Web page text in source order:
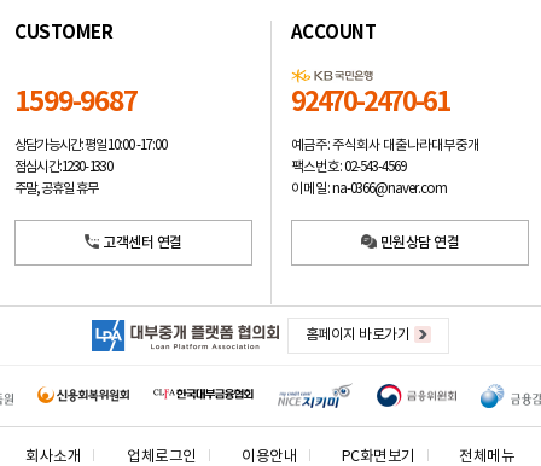
CUSTOMER
1599-9687
상담가능시간: 평일10:00 -17:00
점심시간: 12:30 - 13:30
주말, 공휴일 휴무
고객센터 연결
ACCOUNT
92470-2470-61
예금주: 주식회사 대출나라대부중개
팩스번호: 02-543-4569
이메일: na-0366@naver.com
민원상담 연결
홈페이지 바로가기
회사소개 업체로그인 이용안내 PC화면보기 전체메뉴